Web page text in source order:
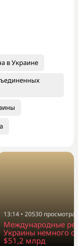
в Украине
13:14 • 20530 просмотра
Международные
Украины немного
$51,2 млрд